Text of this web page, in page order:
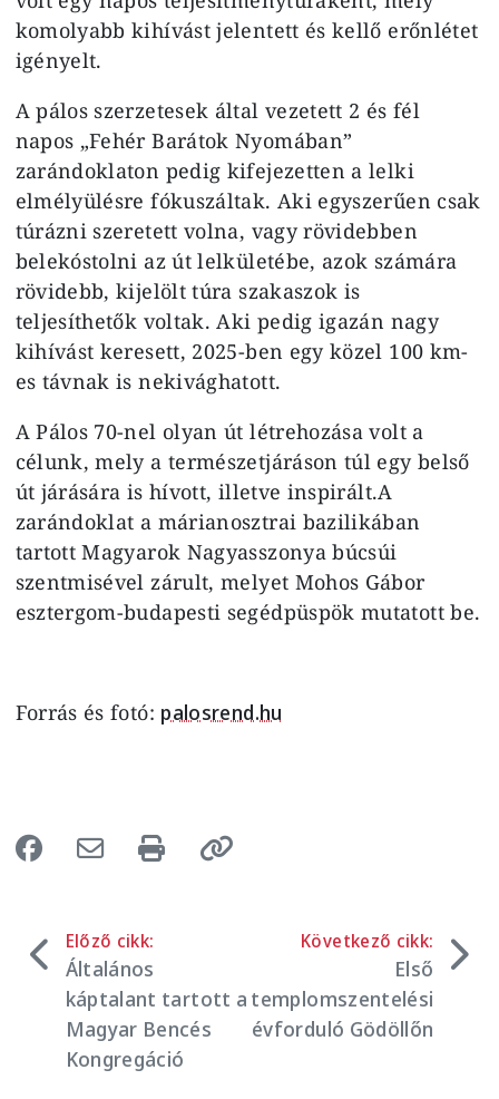
komolyabb kihívást jelentett és kellő erőnlétet
igényelt.
A pálos szerzetesek által vezetett 2 és fél
napos „Fehér Barátok Nyomában”
zarándoklaton pedig kifejezetten a lelki
elmélyülésre fókuszáltak. Aki egyszerűen csak
túrázni szeretett volna, vagy rövidebben
belekóstolni az út lelkületébe, azok számára
rövidebb, kijelölt túra szakaszok is
teljesíthetők voltak. Aki pedig igazán nagy
kihívást keresett, 2025-ben egy közel 100 km-
es távnak is nekivághatott.
A Pálos 70-nel olyan út létrehozása volt a
célunk, mely a természetjáráson túl egy belső
út járására is hívott, illetve inspirált.A
zarándoklat a márianosztrai bazilikában
tartott Magyarok Nagyasszonya búcsúi
szentmisével zárult, melyet Mohos Gábor
esztergom-budapesti segédpüspök mutatott be.
Forrás és fotó: palosrend.hu
Előző cikk:
Általános
káptalant tartott a
Magyar Bencés
Kongregáció
Következő cikk:
Első
templomszentelési
évforduló Gödöllőn